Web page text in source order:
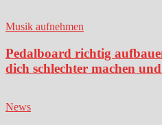
Musik aufnehmen
Pedalboard richtig
dich schlechter machen
News